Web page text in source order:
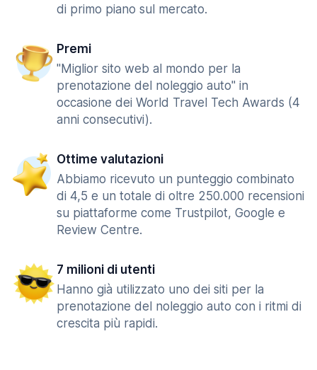
di primo piano sul mercato.
Premi
"Miglior sito web al mondo per la
prenotazione del noleggio auto" in
occasione dei World Travel Tech Awards (4
anni consecutivi).
Ottime valutazioni
Abbiamo ricevuto un punteggio combinato
di 4,5 e un totale di oltre 250.000 recensioni
su piattaforme come Trustpilot, Google e
Review Centre.
7 milioni di utenti
Hanno già utilizzato uno dei siti per la
prenotazione del noleggio auto con i ritmi di
crescita più rapidi.